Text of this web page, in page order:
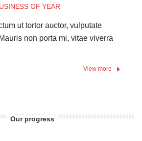
OF YEAR
ut tortor auctor, vulputate
non porta mi, vitae viverra
View more
Our progress